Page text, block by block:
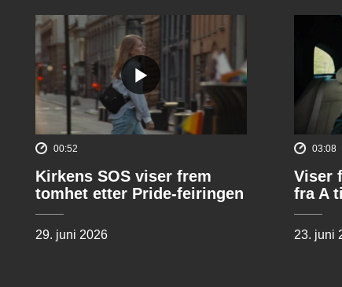
00:52
Kirkens SOS viser frem
tomhet etter Pride-feiringen
29. juni 2026
03:08
Viser
fra A
23. juni